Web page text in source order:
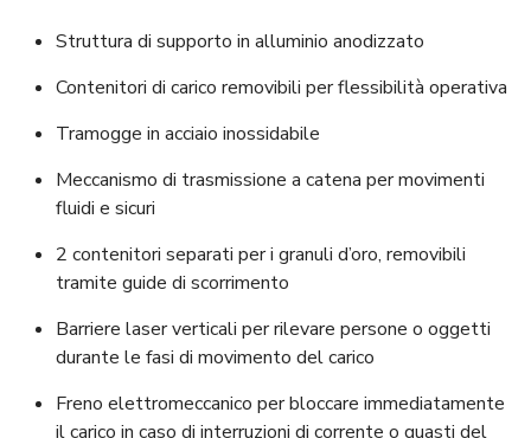
​Struttura di supporto in alluminio anodizzato
Contenitori di carico removibili per flessibilità operativa
Tramogge in acciaio inossidabile
Meccanismo di trasmissione a catena per movimenti
fluidi e sicuri
​2 contenitori separati per i granuli d’oro, removibili
tramite guide di scorriment​o
Barriere laser verticali per rilevare persone o oggetti
durante le fasi di movimento del carico
​Freno elettromeccanico per bloccare immediatamente
il carico in caso di interruzioni di corrente o guasti del